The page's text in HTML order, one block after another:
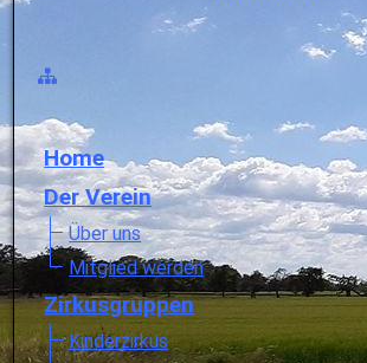
Home
Der Verein
Über uns
Mitglied werden
Zirkusgruppen
Kinderzirkus